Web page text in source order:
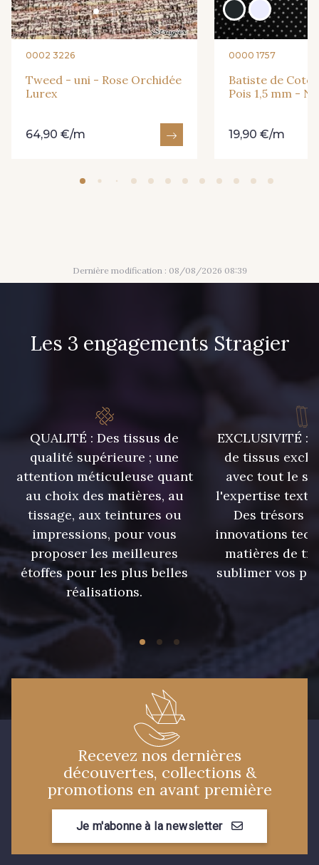
0002 3226
Tweed - uni - Rose Orchidée
Lurex
64,90 €/m
0000 1757
Batiste de
Pois 1,5 mm -
19,90 €/m
Dernière modification : 08/08/2026 08:39
Les 3 engagements Stragier
QUALITÉ : Des tissus de
qualité supérieure ; une
attention méticuleuse quant
au choix des matières, au
tissage, aux teintures ou
impressions, pour vous
proposer les meilleures
étoffes pour les plus belles
réalisations.
EXCLUSIVITÉ :
de tissus
avec tout le
l'expertise
Des trésors
innovations
matières de
sublimer vos
Recevez nos dernières
découvertes, collections &
promotions en avant première
Je m'abonne à la newsletter